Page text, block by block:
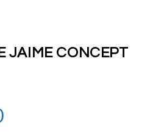
JAIME CONCEPT